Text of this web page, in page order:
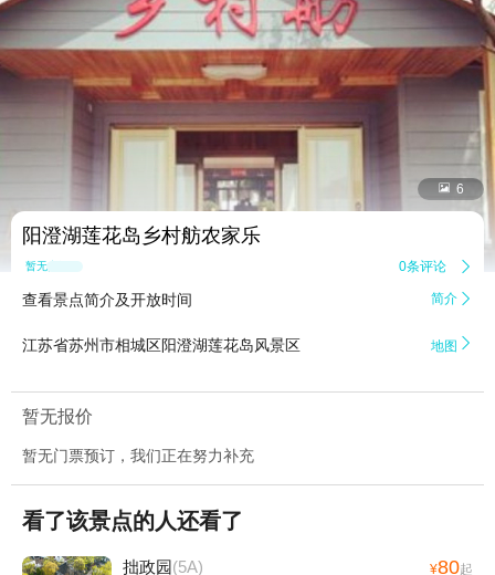
 6
阳澄湖莲花岛乡村舫农家乐
暂无点评 0条评论 
查看景点简介及开放时间 简介 
江苏省苏州市相城区阳澄湖莲花岛风景区 地图 
暂无报价
暂无门票预订，我们正在努力补充
看了该景点的人还看了
拙政园(5A) ¥80起
